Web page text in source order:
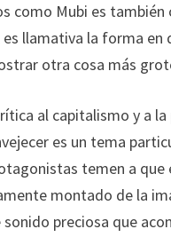
como Mubi es
es llamativa la forma
otra cosa más
al capitalismo y a
es un tema
temen a
montado de la
sonido preciosa que